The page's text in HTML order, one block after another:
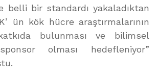
belli bir standardı yakaladıktan
ün kök hücre araştırmalarının
bulunması ve bilimsel
olması hedefleniyor”